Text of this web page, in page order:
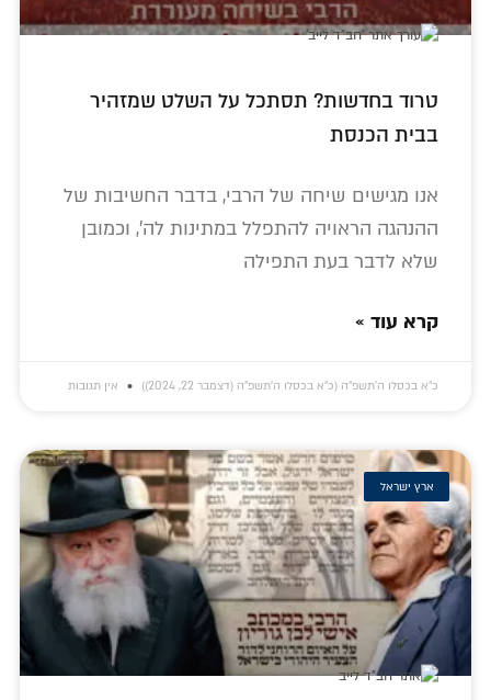
טרוד בחדשות? תסתכל על השלט שמזהיר
בבית הכנסת
אנו מגישים שיחה של הרבי, בדבר החשיבות של
ההנהגה הראויה להתפלל במתינות לה', וכמובן
שלא לדבר בעת התפילה
קרא עוד »
כ״א בכסלו ה׳תשפ״ה (כ״א בכסלו ה׳תשפ״ה (דצמבר 22, 2024)) אין תגובות
ארץ ישראל